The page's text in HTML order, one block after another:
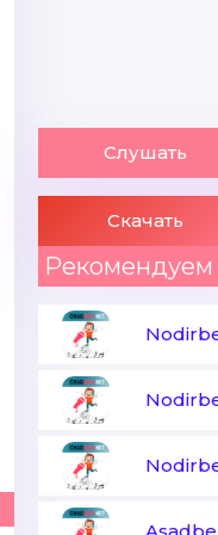
Слушать
Скачать
Рекомендуем